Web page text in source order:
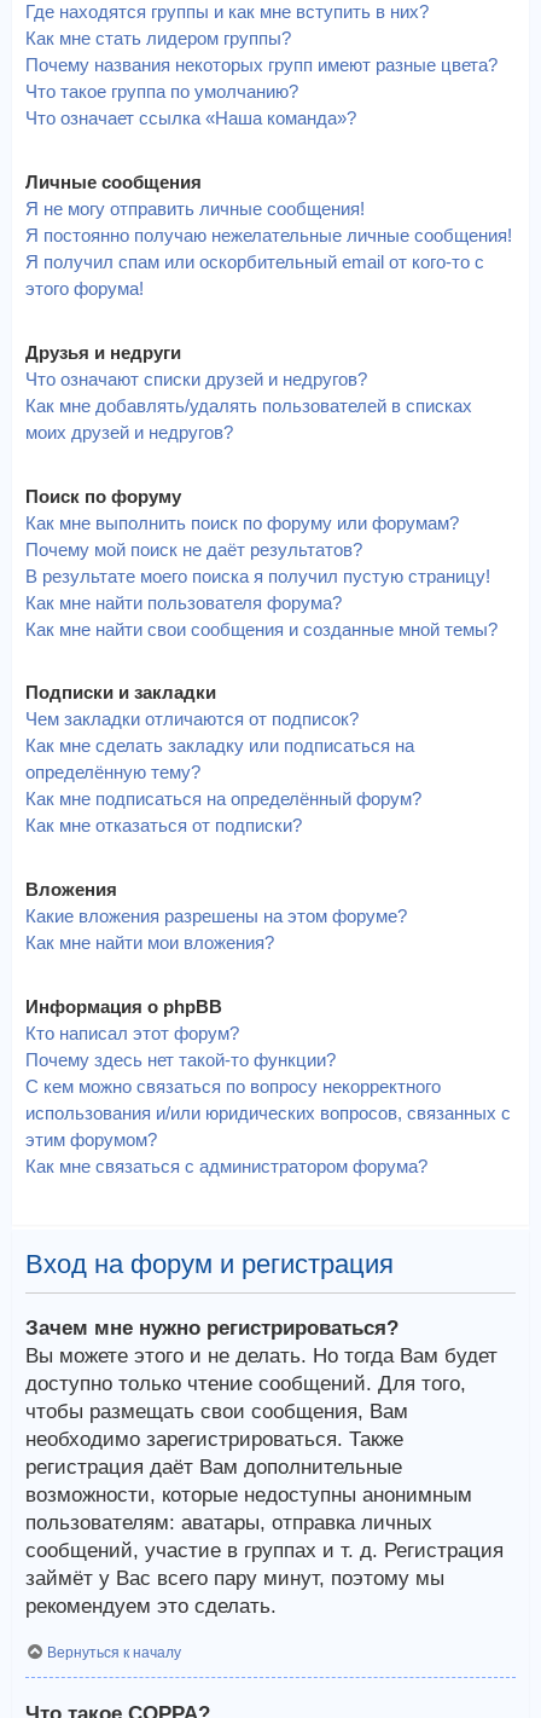
Где находятся группы и как мне вступить в них?
Как мне стать лидером группы?
Почему названия некоторых групп имеют разные цвета?
Что такое группа по умолчанию?
Что означает ссылка «Наша команда»?
Личные сообщения
Я не могу отправить личные сообщения!
Я постоянно получаю нежелательные личные сообщения!
Я получил спам или оскорбительный email от кого-то с
этого форума!
Друзья и недруги
Что означают списки друзей и недругов?
Как мне добавлять/удалять пользователей в списках
моих друзей и недругов?
Поиск по форуму
Как мне выполнить поиск по форуму или форумам?
Почему мой поиск не даёт результатов?
В результате моего поиска я получил пустую страницу!
Как мне найти пользователя форума?
Как мне найти свои сообщения и созданные мной темы?
Подписки и закладки
Чем закладки отличаются от подписок?
Как мне сделать закладку или подписаться на
определённую тему?
Как мне подписаться на определённый форум?
Как мне отказаться от подписки?
Вложения
Какие вложения разрешены на этом форуме?
Как мне найти мои вложения?
Информация о phpBB
Кто написал этот форум?
Почему здесь нет такой-то функции?
С кем можно связаться по вопросу некорректного
использования и/или юридических вопросов, связанных с
этим форумом?
Как мне связаться с администратором форума?
Вход на форум и регистрация
Зачем мне нужно регистрироваться?
Вы можете этого и не делать. Но тогда Вам будет
доступно только чтение сообщений. Для того,
чтобы размещать свои сообщения, Вам
необходимо зарегистрироваться. Также
регистрация даёт Вам дополнительные
возможности, которые недоступны анонимным
пользователям: аватары, отправка личных
сообщений, участие в группах и т. д. Регистрация
займёт у Вас всего пару минут, поэтому мы
рекомендуем это сделать.
Вернуться к началу